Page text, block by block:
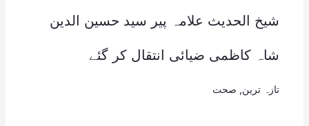
شیخ الحدیث علامہ پیر سید حسین الدین
شاہ کاظمی ضیائی انتقال کر گئے
تازہ ترین صحت